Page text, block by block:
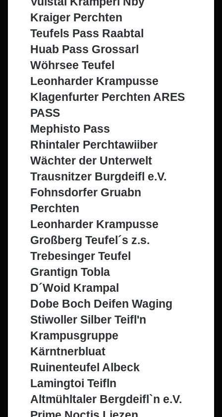
Kraiger Perchten
Teufels Pass Raabtal
Huab Pass Grossarl
Wöhrsee Teufel
Leonharder Krampusse
Klagenfurter Perchten ARES
PASS
Mephisto Pass
Rhintaler Perchtawiiber
Wächter der Unterwelt
Trausnitzer Burgdeifl e.V.
Fohnsdorfer Gruabn
Perchten
Leonharder Krampusse
Großberg Teufel´s z.s.
Trebesinger Teufel
Grantign Tobla
D´Woid Krampal
Dobe Boch Deifen Waging
Stiwoller Silber Teifl'n
Krampusgruppe
Kärntnerbluat
Ruinenteufel Albeck
Lamingtoi Teifln
Altmühltaler Bergdeifl`n e.V.